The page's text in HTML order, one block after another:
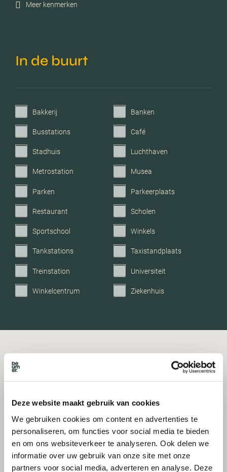
Deze website maakt gebruik van cookies
We gebruiken cookies om content en advertenties te
personaliseren, om functies voor social media te bieden
en om ons websiteverkeer te analyseren. Ook delen we
informatie over uw gebruik van onze site met onze
partners voor social media, adverteren en analyse. Deze
Voorzieningen
Mechanische ventilatie,
rolluiken, dakraam
Parkeerfaciliteiten
Garage
Meer kenmerken
In de buurt
Bakkerij Banken
Busstations Café
Stadhuis Luchthaven
Metrostation Musea
Parken Parkeerplaats
Restaurant Scholen
Sportschool Winkels
Tankstations Taxistandplaats
Treinstation Universiteit
Winkelcentrum Ziekenhuis